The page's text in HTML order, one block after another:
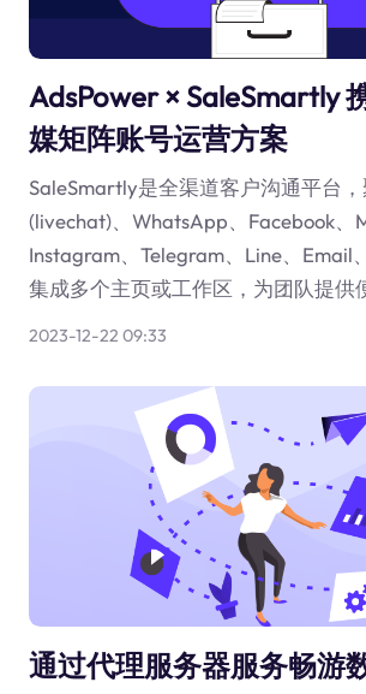
AdsPower × SaleSmartly
媒矩阵账号运营方案
SaleSmartly是全渠道客户沟通平台
(livechat)、WhatsApp、Facebook、
Instagram、Telegram、Line、Email
集成多个主页或工作区，为团队提供
2023-12-22 09:33
通过代理服务器服务畅游